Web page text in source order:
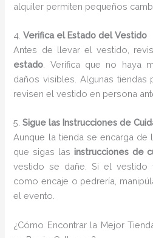
alquiler permiten pequeños
4.Verifica el Estado del Vestido
Antes de llevar el vestido,
estado . Verifica que no haya
daños visibles. Algunas tiendas
revisen el vestido en persona
5.Sigue las Instrucciones de
Aunque la tienda se encarga de
que sigas las instrucciones de
vestido se dañe. Si el vestido
como encaje o pedrería,
el evento.
¿Cómo Encontrar la Mejor